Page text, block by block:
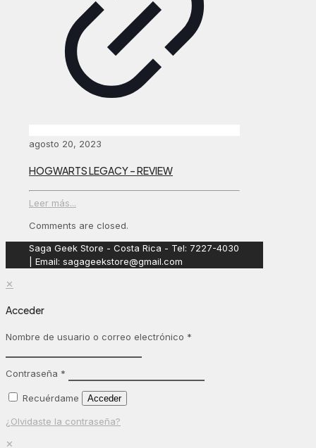
agosto 20, 2023
HOGWARTS LEGACY – REVIEW
Leer más...
Comments are closed.
Saga Geek Store - Costa Rica - Tel: 7227-4030
| Email: sagageekstore@gmail.com
✕
Acceder
Nombre de usuario o correo electrónico *
Contraseña *
Recuérdame Acceder
¿Olvidaste la contraseña?
✕